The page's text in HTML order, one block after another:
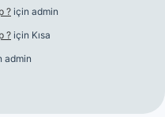
? için admin
? için Kısa
admin